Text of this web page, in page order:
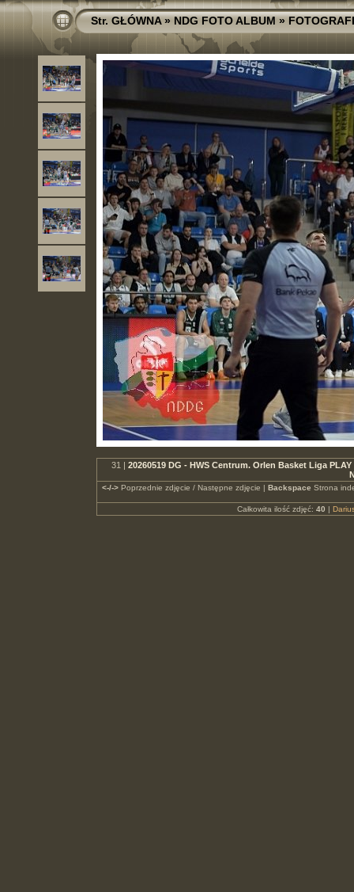
Str. GŁÓWNA»NDG FOTO ALBUM»
31 | 20260519 DG - HWS Centrum. Orlen Basket Liga
<-/->Poprzednie zdjęcie / Następne zdjęcie | Backspace Strona
Całkowita ilość zdjęć: 40 |